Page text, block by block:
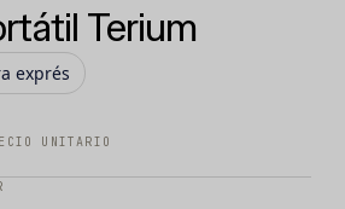
Terium
exprés
UNITARIO